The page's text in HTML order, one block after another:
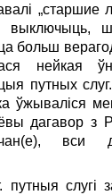
„старшие
выключыць,
больш
нейкая
путных
ўжываліся
дагавор з
путныя слугі